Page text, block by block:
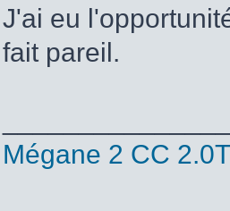
J'ai eu
fait pareil.
Mégane 2 CC